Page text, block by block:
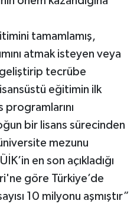
tamamlamış,
atmak isteyen veya
tecrübe
eğitimin ilk
programlarını
bir lisans sürecinden
üniversite mezunu
en son açıkladığı
göre Türkiye’de
10 milyonu aşmıştır”